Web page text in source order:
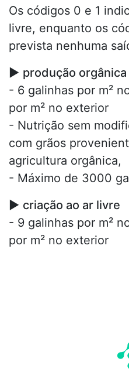
Os códigos 0 e 1
livre, enquanto os
prevista nenhuma
► produção orgânica
- 6 galinhas por m²
por m² no exterior
- Nutrição sem
com grãos
agricultura orgânica,
- Máximo de 3000
► criação ao ar livre
- 9 galinhas por m²
por m² no exterior